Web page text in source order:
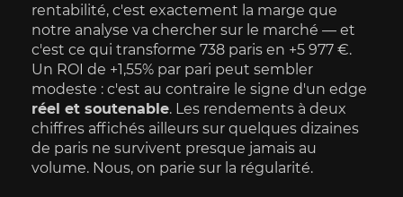
rentabilité, c'est exactement la marge que
notre analyse va chercher sur le marché — et
c'est ce qui transforme 738 paris en +5 977 €.
Un ROI de +1,55% par pari peut sembler
réel et soutenable. Les rendements à deux
chiffres affichés ailleurs sur quelques dizaines
de paris ne survivent presque jamais au
volume. Nous, on parie sur la régularité.